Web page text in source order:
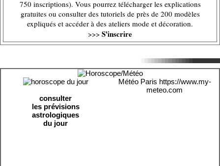
750 inscriptions). Vous pourrez télécharger les explications
gratuites ou consulter des tutoriels de près de 200 modèles
expliqués et accéder à des ateliers mode et décoration.
>>> S'inscrire
consulter
les prévisions
astrologiques
du jour
Météo Paris https://www.my-
meteo.com